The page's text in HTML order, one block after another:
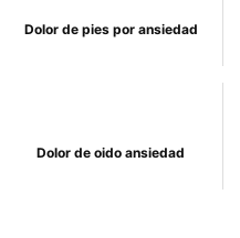
Dolor de pies por ansiedad
Dolor de oido ansiedad